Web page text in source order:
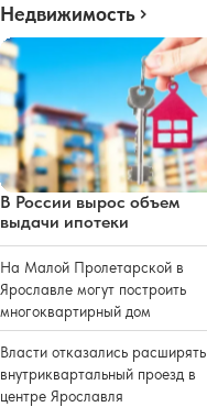
Недвижимость
В России вырос объем
выдачи ипотеки
На Малой Пролетарской в
Ярославле могут построить
многоквартирный дом
Власти отказались расширять
внутриквартальный проезд в
центре Ярославля